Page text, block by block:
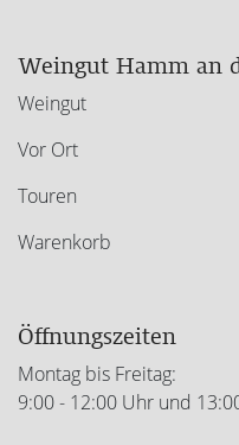
Weingut Hamm an
Weingut
Vor Ort
Touren
Warenkorb
Öffnungszeiten
Montag bis Freitag:
9:00 - 12:00 Uhr und